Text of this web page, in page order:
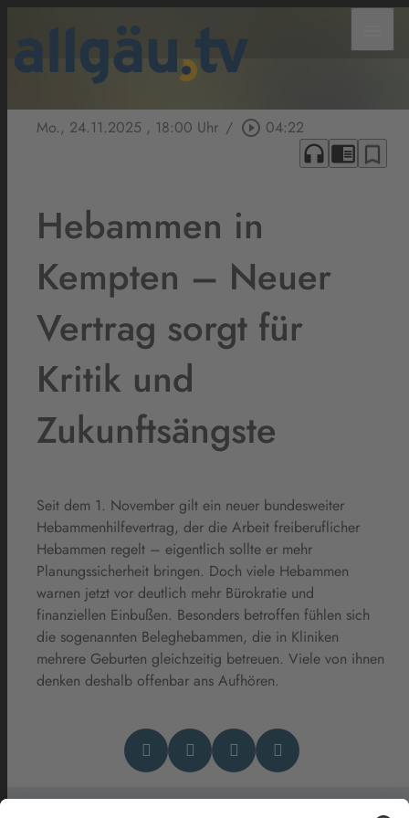
Mo., 24.11.2025 , 18:00 Uhr / play_circle_outline 04:22
headphones chrome_reader_mode bookmark_border
Hebammen in
Kempten – Neuer
Vertrag sorgt für
Kritik und
Zukunftsängste
Seit dem 1. November gilt ein neuer bundesweiter
Hebammenhilfevertrag, der die Arbeit freiberuflicher
Hebammen regelt – eigentlich sollte er mehr
Planungssicherheit bringen. Doch viele Hebammen
warnen jetzt vor deutlich mehr Bürokratie und
finanziellen Einbußen. Besonders betroffen fühlen sich
die sogenannten Beleghebammen, die in Kliniken
mehrere Geburten gleichzeitig betreuen. Viele von ihnen
denken deshalb offenbar ans Aufhören.